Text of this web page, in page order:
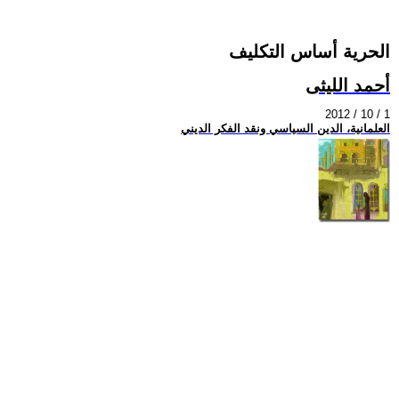
الحرية أساس التكليف
أحمد الليثى
2012 / 10 / 1
العلمانية، الدين السياسي ونقد الفكر الديني